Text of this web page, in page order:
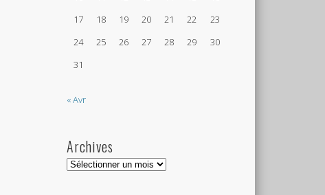
17
18 19 20 21 22
23
24
25 26 27 28 29
30
31
« Avr
Archives
Archives